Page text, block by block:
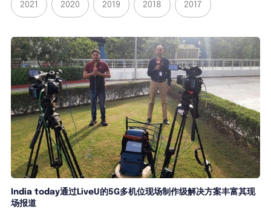
2021 2020 2019 2018 2017
India today通过LiveU的5G多机位现场制作级解决方案丰富其现
场报道